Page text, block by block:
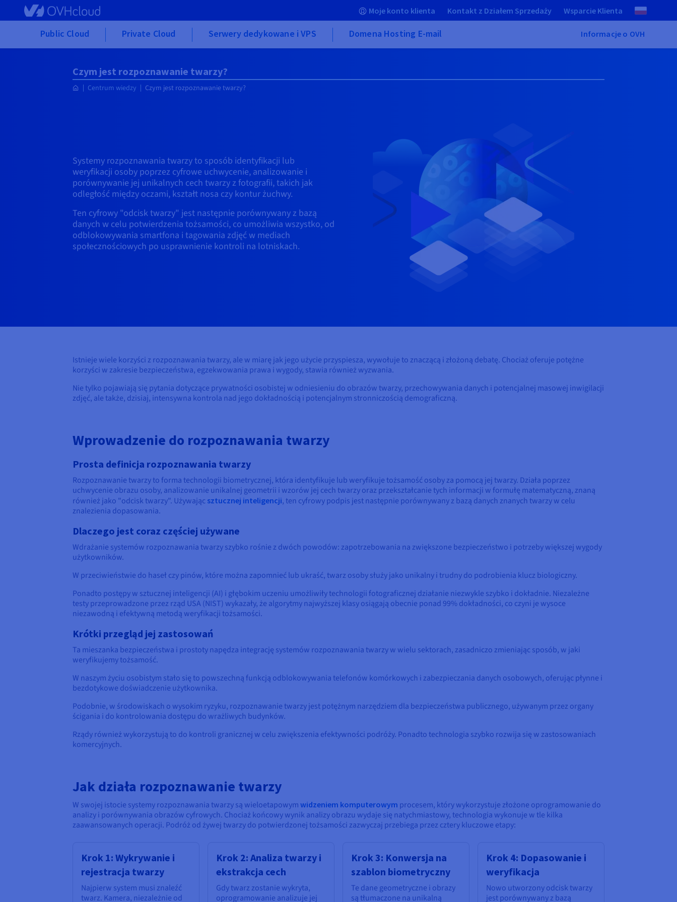
Skip to main content Moje konto klienta Kontakt z Działem Sprzedaży Wsparcie Klienta
Public Cloud Private Cloud Serwery dedykowane i VPS Domena Hosting E-mail Informacje o OVH
Czym jest rozpoznawanie twarzy?
Centrum wiedzy Czym jest rozpoznawanie twarzy?
Systemy rozpoznawania twarzy to sposób identyfikacji lub
weryfikacji osoby poprzez cyfrowe uchwycenie, analizowanie i
porównywanie jej unikalnych cech twarzy z fotografii, takich jak
odległość między oczami, kształt nosa czy kontur żuchwy.
Ten cyfrowy "odcisk twarzy" jest następnie porównywany z bazą
danych w celu potwierdzenia tożsamości, co umożliwia wszystko, od
odblokowywania smartfona i tagowania zdjęć w mediach
społecznościowych po usprawnienie kontroli na lotniskach.
Istnieje wiele korzyści z rozpoznawania twarzy, ale w miarę jak jego użycie przyspiesza, wywołuje to znaczącą i złożoną debatę. Chociaż oferuje potężne
korzyści w zakresie bezpieczeństwa, egzekwowania prawa i wygody, stawia również wyzwania.
Nie tylko pojawiają się pytania dotyczące prywatności osobistej w odniesieniu do obrazów twarzy, przechowywania danych i potencjalnej masowej inwigilacji
zdjęć, ale także, dzisiaj, intensywna kontrola nad jego dokładnością i potencjalnym stronniczością demograficzną.
Wprowadzenie do rozpoznawania twarzy
Prosta definicja rozpoznawania twarzy
Rozpoznawanie twarzy to forma technologii biometrycznej, która identyfikuje lub weryfikuje tożsamość osoby za pomocą jej twarzy. Działa poprzez
uchwycenie obrazu osoby, analizowanie unikalnej geometrii i wzorów jej cech twarzy oraz przekształcanie tych informacji w formułę matematyczną, znaną
również jako "odcisk twarzy". Używając sztucznej inteligencji, ten cyfrowy podpis jest następnie porównywany z bazą danych znanych twarzy w celu
znalezienia dopasowania.
Dlaczego jest coraz częściej używane
Wdrażanie systemów rozpoznawania twarzy szybko rośnie z dwóch powodów: zapotrzebowania na zwiększone bezpieczeństwo i potrzeby większej wygody
użytkowników.
W przeciwieństwie do haseł czy pinów, które można zapomnieć lub ukraść, twarz osoby służy jako unikalny i trudny do podrobienia klucz biologiczny.
Ponadto postępy w sztucznej inteligencji (AI) i głębokim uczeniu umożliwiły technologii fotograficznej działanie niezwykle szybko i dokładnie. Niezależne
testy przeprowadzone przez rząd USA (NIST) wykazały, że algorytmy najwyższej klasy osiągają obecnie ponad 99% dokładności, co czyni je wysoce
niezawodną i efektywną metodą weryfikacji tożsamości.
Krótki przegląd jej zastosowań
Ta mieszanka bezpieczeństwa i prostoty napędza integrację systemów rozpoznawania twarzy w wielu sektorach, zasadniczo zmieniając sposób, w jaki
weryfikujemy tożsamość.
W naszym życiu osobistym stało się to powszechną funkcją odblokowywania telefonów komórkowych i zabezpieczania danych osobowych, oferując płynne i
bezdotykowe doświadczenie użytkownika.
Podobnie, w środowiskach o wysokim ryzyku, rozpoznawanie twarzy jest potężnym narzędziem dla bezpieczeństwa publicznego, używanym przez organy
ścigania i do kontrolowania dostępu do wrażliwych budynków.
Rządy również wykorzystują to do kontroli granicznej w celu zwiększenia efektywności podróży. Ponadto technologia szybko rozwija się w zastosowaniach
komercyjnych.
Jak działa rozpoznawanie twarzy
W swojej istocie systemy rozpoznawania twarzy są wieloetapowym widzeniem komputerowym procesem, który wykorzystuje złożone oprogramowanie do
analizy i porównywania obrazów cyfrowych. Chociaż końcowy wynik analizy obrazu wydaje się natychmiastowy, technologia wykonuje w tle kilka
zaawansowanych operacji. Podróż od żywej twarzy do potwierdzonej tożsamości zazwyczaj przebiega przez cztery kluczowe etapy:
Krok 1: Wykrywanie i
rejestracja twarzy
Najpierw system musi znaleźć
twarz. Kamera, niezależnie od
Krok 2: Analiza twarzy i
ekstrakcja cech
Gdy twarz zostanie wykryta,
oprogramowanie analizuje jej
Krok 3: Konwersja na
szablon biometryczny
Te dane geometryczne i obrazy
są tłumaczone na unikalną
Krok 4: Dopasowanie i
weryfikacja
Nowo utworzony odcisk twarzy
jest porównywany z bazą